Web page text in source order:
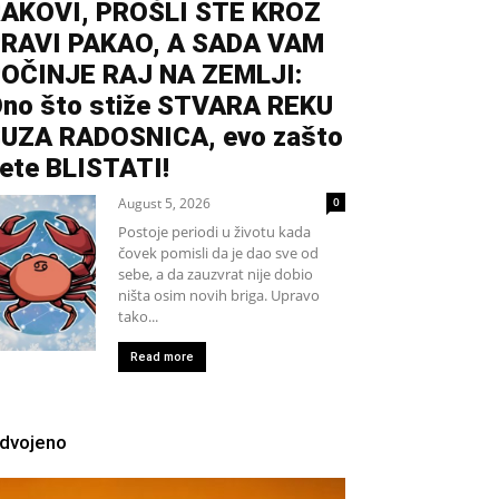
PROŠLI STE KROZ
PAKAO, A SADA VAM
RAJ NA ZEMLJI:
što stiže STVARA REKU
RADOSNICA, evo zašto
BLISTATI!
August 5, 2026 0
Postoje periodi u životu kada
čovek pomisli da je dao sve od
sebe, a da zauzvrat nije dobio
ništa osim novih briga. Upravo
tako...
Read more